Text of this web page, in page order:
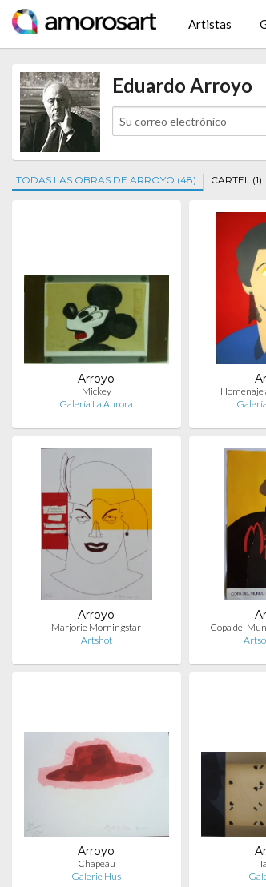
Artistas
Eduardo Arroyo
TODAS LAS OBRAS DE ARROYO (48) CARTEL (1)
Arroyo
Mickey
Galería La Aurora
Homenaje
Arroyo
Marjorie Morningstar
Artshot
Copa del
Arroyo
Chapeau
Galerie Hus